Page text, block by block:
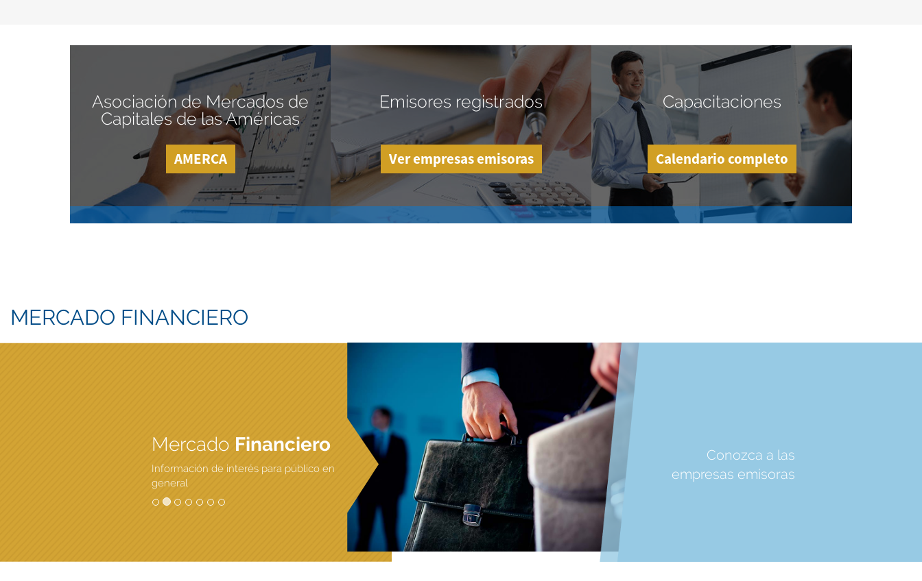
Asociación de Mercados de
Capitales de las Américas
AMERCA
Emisores registrados
Ver empresas emisoras
Capacitaciones
Calendario completo
MERCADO FINANCIERO
Mercado Financiero
Información de interés para público en
general
Conozca a las
empresas emisoras